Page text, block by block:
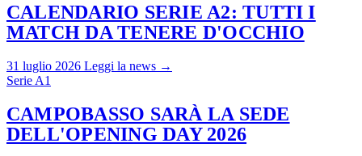
CALENDARIO SERIE A2: TUTTI I
MATCH DA TENERE D'OCCHIO
31 luglio 2026 Leggi la news →
Serie A1
CAMPOBASSO SARÀ LA SEDE
DELL'OPENING DAY 2026